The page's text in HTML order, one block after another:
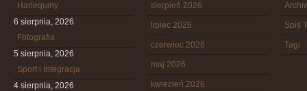
Harlequiny
6 sierpnia, 2026
Fotografia
5 sierpnia, 2026
Sport i Integracja
4 sierpnia, 2026
sierpień 2026
lipiec 2026
czerwiec 2026
maj 2026
kwiecień 2026
Spis
Tagi